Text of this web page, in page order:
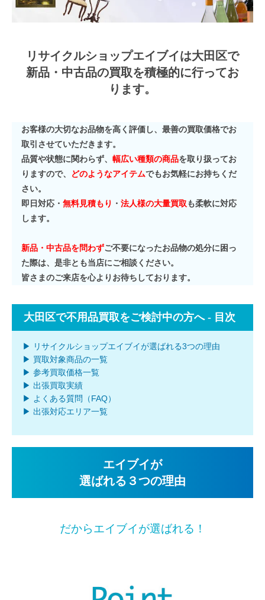
リサイクルショップエイブイは大田区で
新品・中古品の買取を積極的に行ってお
ります。
お客様の大切なお品物を高く評価し、最善の買取価格でお
取引させていただきます。
品質や状態に関わらず、幅広い種類の商品を取り扱ってお
りますので、
どのようなアイテムでもお気軽にお持ちくだ
さい。
即日対応・無料見積もり ・法人様の大量買取も柔軟に対応
します。
新品・中古品を問わずご不要になったお品物の処分に困っ
た際は、是非とも当店にご相談ください。
皆さまのご来店を心よりお待ちしております。
大田区で不用品買取をご検討中の方へ - 目次
▶ リサイクルショップエイブイが選ばれる3つの理由
▶ 買取対象商品の一覧
▶ 参考買取価格一覧
▶ 出張買取実績
▶ よくある質問（FAQ）
▶ 出張対応エリア一覧
エイブイが
選ばれる３つの理由
だからエイブイが選ばれる！